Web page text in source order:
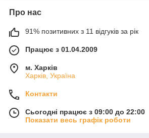
Про нас
91% позитивних з 11 відгуків за рік
Працює з 01.04.2009
м. Харків
Харків, Україна
Контакти
Сьогодні працює з 09:00 до 22:00
Показати весь графік роботи